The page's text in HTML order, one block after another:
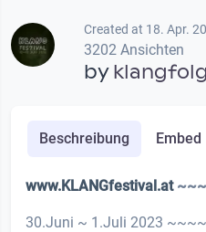
Created at 18. Apr.
3202 Ansichten
by
Beschreibung Embed
www.KLANGfestival.at
30.Juni ~ 1.Juli 2023